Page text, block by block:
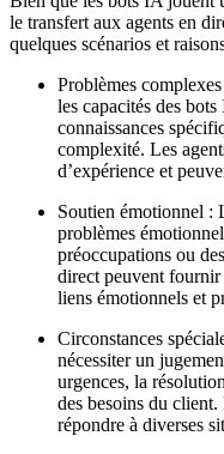
le transfert aux agents en
quelques scénarios et
Problèmes
les capacités des
connaissances
complexité. Les
d’expérience et
Soutien émotionnel :
problèmes
préoccupations ou
direct peuvent
liens émotionnels et
Circonstances
nécessiter un
urgences, la
des besoins du
répondre à diverses